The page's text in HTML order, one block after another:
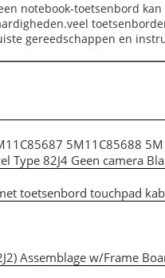
notebook-toetsenbord
gereedschappen en
5M11C85688
Type 82J4 Geen camera
toetsenbord touchpad
Assemblage w/Frame